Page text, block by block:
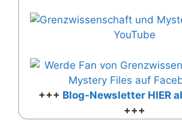
+++ Blog-Newsletter HIER
+++